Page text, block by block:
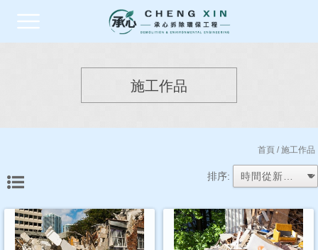
施工作品
首頁/ 施工作品
排序: